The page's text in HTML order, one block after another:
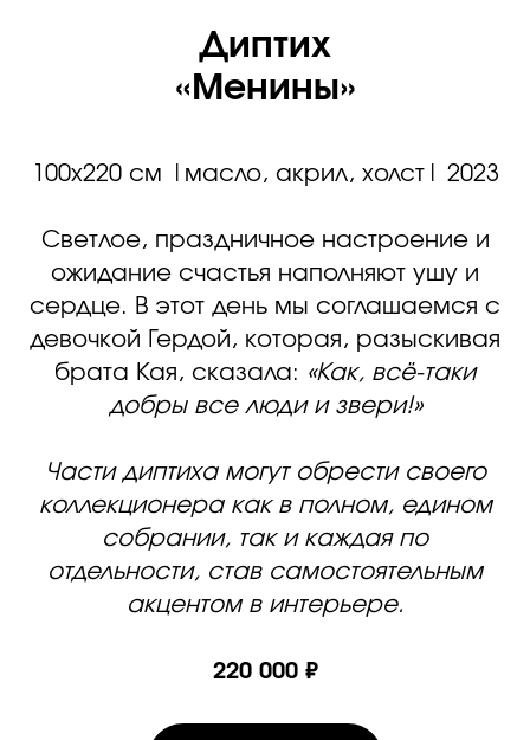
Диптих
«Менины»
100х220 см |масло, акрил, холст| 2023
Светлое, праздничное настроение и
ожидание счастья наполняют ушу и
сердце. В этот день мы соглашаемся с
девочкой Гердой, которая, разыскивая
брата Кая, сказала: «Как, всё-таки
добры все люди и звери!»
Части диптиха могут обрести своего
коллекционера как в полном, едином
собрании, так и каждая по
отдельности, став самостоятельным
акцентом в интерьере.
220 000 ₽